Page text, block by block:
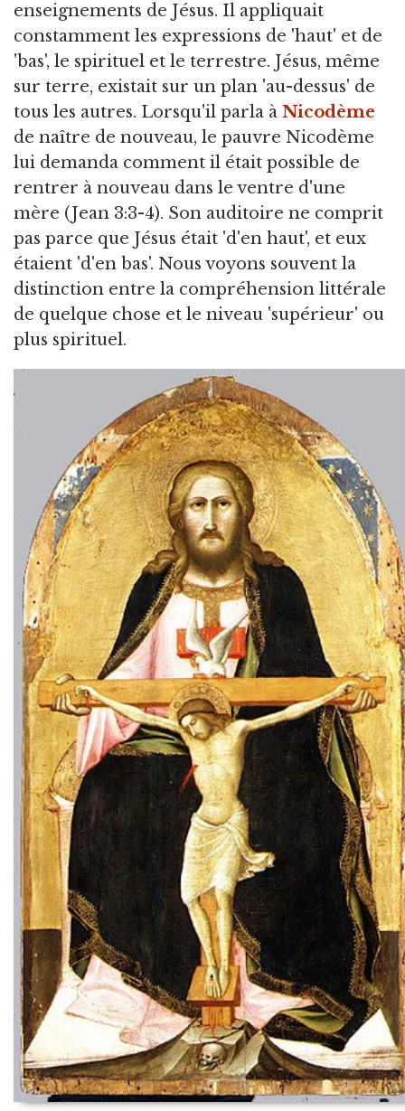
enseignements de Jésus. Il appliquait
constamment les expressions de 'haut' et de
'bas', le spirituel et le terrestre. Jésus, même
sur terre, existait sur un plan 'au-dessus' de
tous les autres. Lorsqu'il parla à Nicodème
de naître de nouveau, le pauvre Nicodème
lui demanda comment il était possible de
rentrer à nouveau dans le ventre d'une
mère (Jean 3:3-4). Son auditoire ne comprit
pas parce que Jésus était 'd'en haut', et eux
étaient 'd'en bas'. Nous voyons souvent la
distinction entre la compréhension littérale
de quelque chose et le niveau 'supérieur' ou
plus spirituel.